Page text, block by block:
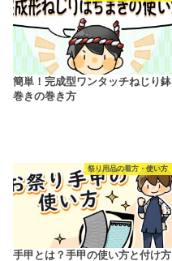
簡単！完成型ワンタッチねじり鉢
巻きの巻き方
祭り用品の着方・使い方
手甲とは？手甲の使い方と付け方